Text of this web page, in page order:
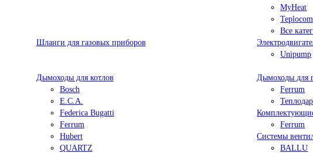
MyHeat
Teplocom
Все
Шланги для газовых приборов
Unipump
Дымоходы для котлов
Bosch
E.C.A.
Federica Bugatti
Ferrum
Hubert
QUARTZ
Дымоходы для
Ferrum
Теплодар
Ferrum
Системы
BALLU